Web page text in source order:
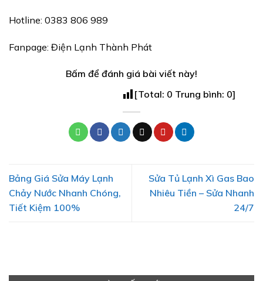
Hotline: 0383 806 989
Fanpage: Điện Lạnh Thành Phát
Bấm để đánh giá bài viết này!
[Total: 0 Trung bình: 0]
Bảng Giá Sửa Máy Lạnh
Chảy Nước Nhanh Chóng,
Tiết Kiệm 100%
Sửa Tủ Lạnh Xì Gas Bao
Nhiêu Tiền – Sửa Nhanh
24/7